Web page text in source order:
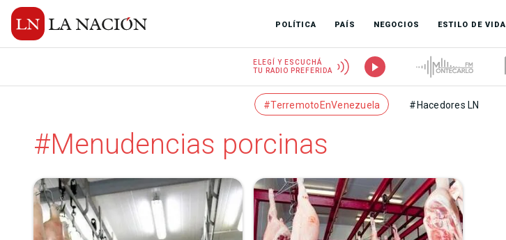
POLÍTICA PAÍS NEGOCIOS ESTILO DE VIDA
ELEGÍ Y ESCUCHÁ
TU RADIO PREFERIDA
#TerremotoEnVenezuela #Hacedores LN
#Menudencias porcinas